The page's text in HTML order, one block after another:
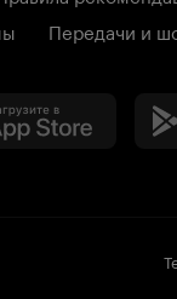
Передачи и